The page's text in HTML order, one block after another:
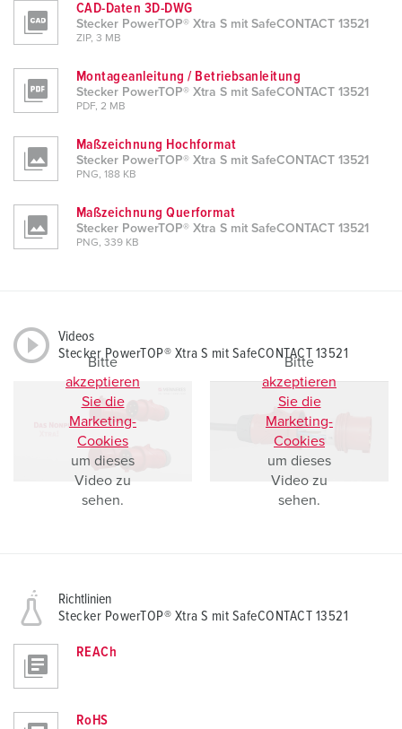
CAD-Daten 3D-DWG
Stecker PowerTOP® Xtra S mit SafeCONTACT 13521
ZIP, 3 MB
Montageanleitung / Betriebsanleitung
Stecker PowerTOP® Xtra S mit SafeCONTACT 13521
PDF, 2 MB
Maßzeichnung Hochformat
Stecker PowerTOP® Xtra S mit SafeCONTACT 13521
PNG, 188 KB
Maßzeichnung Querformat
Stecker PowerTOP® Xtra S mit SafeCONTACT 13521
PNG, 339 KB
Videos
Stecker PowerTOP® Xtra S mit SafeCONTACT 13521
Bitte
akzeptieren
Sie die
Marketing-
Cookies
um dieses
Video zu
sehen.
Bitte
akzeptieren
Sie die
Marketing-
Cookies
um dieses
Video zu
sehen.
Richtlinien
Stecker PowerTOP® Xtra S mit SafeCONTACT 13521
REACh
RoHS